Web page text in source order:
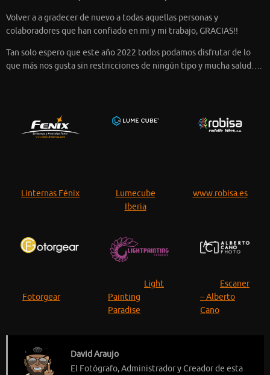
Volver a a gradecer de nuevo a todas aquellas personas y
colaboradores que han confiado en mi y mi trabajo, GRACIAS!!
Tan solo espero que este año 2022 todos podamos disfrutar de lo
que más nos gusta sin restricciones de ningún tipo y mucha salud….
Linternas Fénix
Lumecube
Iberia
www.robisa.es
Fotorgear
Light
Painting
Paradise
Escaner
– Alberto
Cano
David Araujo
El Fotógrafo, Administrador y Creador de esta